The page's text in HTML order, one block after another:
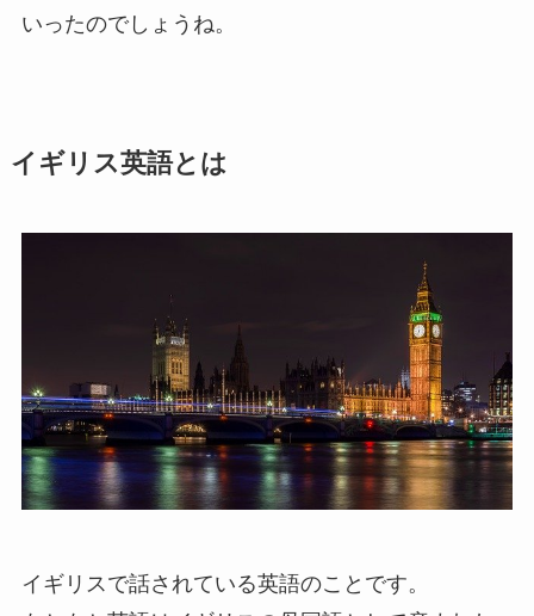
いったのでしょうね。
イギリス英語とは
イギリスで話されている英語のことです。